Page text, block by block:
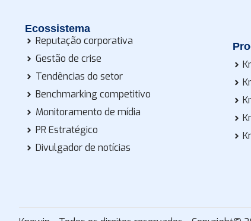
Ecossistema
Reputação corporativa
Gestão de crise
Tendências do setor
Benchmarking competitivo
Monitoramento de mídia
PR Estratégico
Divulgador de notícias